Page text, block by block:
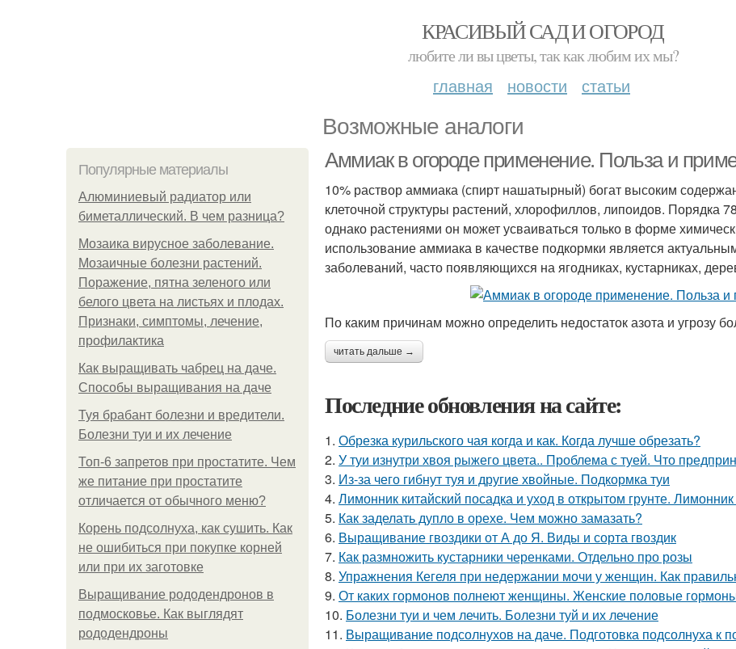
КРАСИВЫЙ САД И ОГОРОД
любите ли вы цветы, так как любим их мы?
главная новости статьи
Возможные аналоги
Популярные материалы
Алюминиевый радиатор или
биметаллический. В чем разница?
Мозаика вирусное заболевание.
Мозаичные болезни растений.
Поражение, пятна зеленого или
белого цвета на листьях и плодах.
Признаки, симптомы, лечение,
профилактика
Как выращивать чабрец на даче.
Способы выращивания на даче
Туя брабант болезни и вредители.
Болезни туи и их лечение
Топ-6 запретов при простатите. Чем
же питание при простатите
отличается от обычного меню?
Корень подсолнуха, как сушить. Как
не ошибиться при покупке корней
или при их заготовке
Выращивание рододендронов в
подмосковье. Как выглядят
рододендроны
Аммиак в огороде применение. Польза и
10% раствор аммиака (спирт нашатырный) богат высоким
клеточной структуры растений, хлорофиллов, липоидов. Порядка
однако растениями он может усваиваться только в форме
использование аммиака в качестве подкормки является
заболеваний, часто появляющихся на ягодниках, кустарниках,
По каким причинам можно определить недостаток азота и угрозу
читать дальше →
Последние обновления на сайте:
1. Обрезка курильского чая когда и как. Когда лучше обрезать?
2. У туи изнутри хвоя рыжего цвета.. Проблема с туей. Что
3. Из-за чего гибнут туя и другие хвойные. Подкормка туи
4. Лимонник китайский посадка и уход в открытом грунте.
5. Как заделать дупло в орехе. Чем можно замазать?
6. Выращивание гвоздики от А до Я. Виды и сорта гвоздик
7. Как размножить кустарники черенками. Отдельно про розы
8. Упражнения Кегеля при недержании мочи у женщин. Как
9. От каких гормонов полнеют женщины. Женские половые
10. Болезни туи и чем лечить. Болезни туй и их лечение
11. Выращивание подсолнухов на даче. Подготовка подсолнуха к